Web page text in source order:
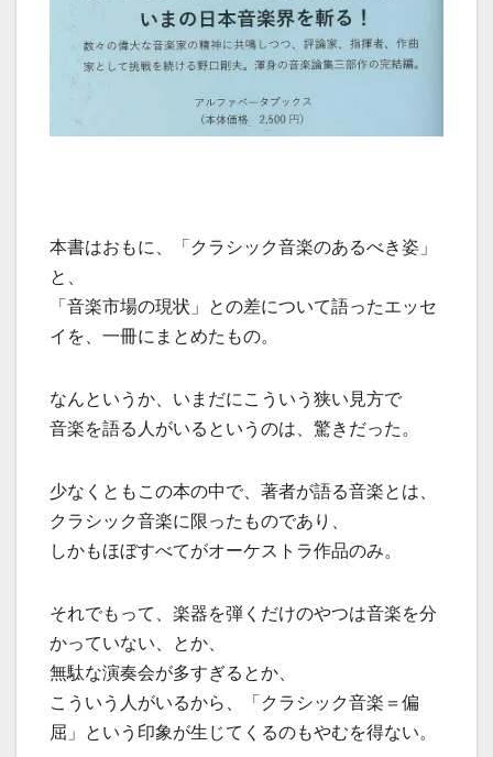
本書はおもに、「クラシック音楽のあるべき姿」
と、
「音楽市場の現状」との差について語ったエッセ
イを、一冊にまとめたもの。
なんというか、いまだにこういう狭い見方で
音楽を語る人がいるというのは、驚きだった。
少なくともこの本の中で、著者が語る音楽とは、
クラシック音楽に限ったものであり、
しかもほぼすべてがオーケストラ作品のみ。
それでもって、楽器を弾くだけのやつは音楽を分
かっていない、とか、
無駄な演奏会が多すぎるとか、
こういう人がいるから、「クラシック音楽＝偏
屈」という印象が生じてくるのもやむを得ない。